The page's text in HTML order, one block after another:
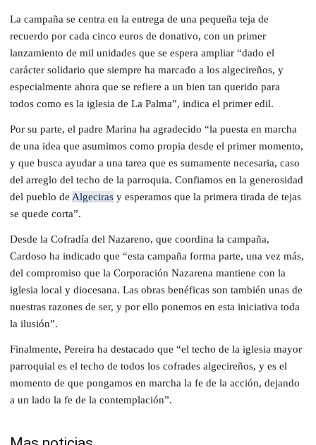
La campaña se centra en la entrega de una pequeña teja de
recuerdo por cada cinco euros de donativo, con un primer
lanzamiento de mil unidades que se espera ampliar “dado el
carácter solidario que siempre ha marcado a los algecireños, y
especialmente ahora que se refiere a un bien tan querido para
todos como es la iglesia de La Palma”, indica el primer edil.
Por su parte, el padre Marina ha agradecido “la puesta en marcha
de una idea que asumimos como propia desde el primer momento,
y que busca ayudar a una tarea que es sumamente necesaria, caso
del arreglo del techo de la parroquia. Confiamos en la generosidad
del pueblo de Algeciras y esperamos que la primera tirada de tejas
se quede corta”.
Desde la Cofradía del Nazareno, que coordina la campaña,
Cardoso ha indicado que “esta campaña forma parte, una vez más,
del compromiso que la Corporación Nazarena mantiene con la
iglesia local y diocesana. Las obras benéficas son también unas de
nuestras razones de ser, y por ello ponemos en esta iniciativa toda
la ilusión”.
Finalmente, Pereira ha destacado que “el techo de la iglesia mayor
parroquial es el techo de todos los cofrades algecireños, y es el
momento de que pongamos en marcha la fe de la acción, dejando
a un lado la fe de la contemplación”.